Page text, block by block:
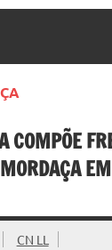
COMPÕE
CN LL